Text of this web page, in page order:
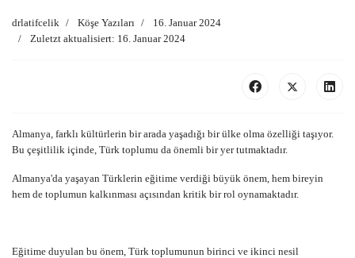
drlatifcelik Köşe Yazıları
16. Januar 2024
Zuletzt aktualisiert: 16. Januar 2024
Almanya, farklı kültürlerin bir arada yaşadığı bir ülke olma özelliği taşıyor.
Bu çeşitlilik içinde, Türk toplumu da önemli bir yer tutmaktadır.
Almanya'da yaşayan Türklerin eğitime verdiği büyük önem, hem bireyin
hem de toplumun kalkınması açısından kritik bir rol oynamaktadır.
Eğitime duyulan bu önem, Türk toplumunun birinci ve ikinci nesil